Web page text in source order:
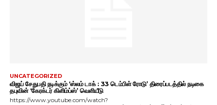
UNCATEGORIZED
விஜய் சேதுபதி நடிக்கும் ‘ஸ்லம் டாக் : 33 டெம்பிள் ரோடு’ திரைப்படத்தில் நடிகை
தபுவின் ‘கேரக்டர் கிளிம்ப்ஸ்’ வெளியீடு
https://www.youtube.com/watch?